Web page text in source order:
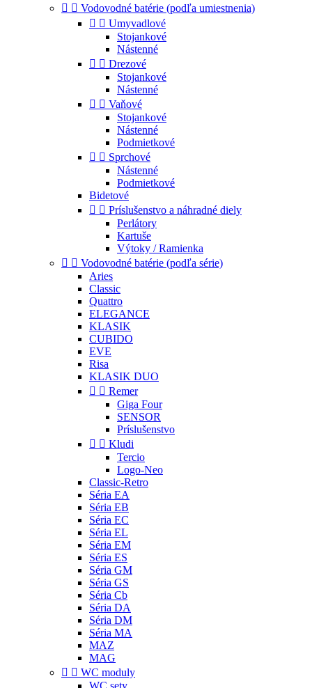
  Vodovodné batérie (podľa umiestnenia)
  Umyvadlové
Stojankové
Nástenné
  Drezové
Stojankové
Nástenné
  Vaňové
Stojankové
Nástenné
Podmietkové
  Sprchové
Nástenné
Podmietkové
Bidetové
  Príslušenstvo a náhradné diely
Perlátory
Kartuše
Výtoky / Ramienka
  Vodovodné batérie (podľa série)
Aries
Classic
Quattro
ELEGANCE
KLASIK
CUBIDO
EVE
Risa
KLASIK DUO
  Remer
Giga Four
SENSOR
Príslušenstvo
  Kludi
Tercio
Logo-Neo
Classic-Retro
Séria EA
Séria EB
Séria EC
Séria EL
Séria EM
Séria ES
Séria GM
Séria GS
Séria Cb
Séria DA
Séria DM
Séria MA
MAZ
MAG
  WC moduly
WC sety